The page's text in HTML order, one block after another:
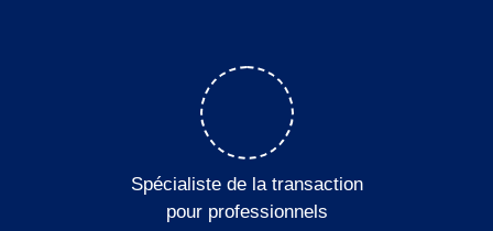
Spécialiste de la transaction
pour professionnels